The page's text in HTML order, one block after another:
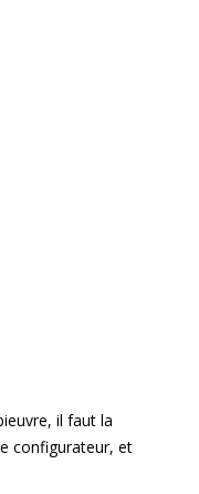
il faut la
configurateur, et